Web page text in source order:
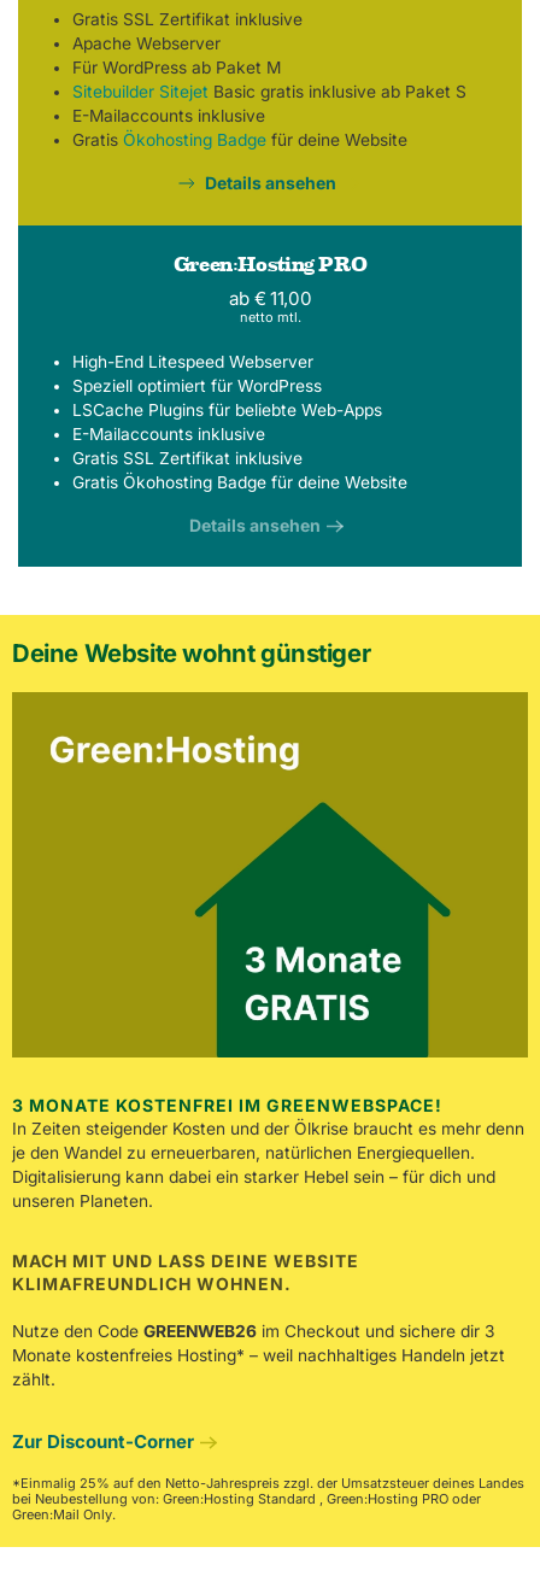
Gratis SSL Zertifikat inklusive
Apache Webserver
Für WordPress ab Paket M
Sitebuilder Sitejet Basic gratis inklusive ab Paket S
E-Mailaccounts inklusive
Gratis Ökohosting Badge für deine Website
Details ansehen
Green:Hosting PRO
ab € 11,00
netto mtl.
High-End Litespeed Webserver
Speziell optimiert für WordPress
LSCache Plugins für beliebte Web-Apps
E-Mailaccounts inklusive
Gratis SSL Zertifikat inklusive
Gratis Ökohosting Badge für deine Website
Details ansehen
Deine Website wohnt günstiger
3 MONATE KOSTENFREI IM GREENWEBSPACE!
In Zeiten steigender Kosten und der Ölkrise braucht es mehr denn
je den Wandel zu erneuerbaren, natürlichen Energiequellen.
Digitalisierung kann dabei ein starker Hebel sein – für dich und
unseren Planeten.
MACH MIT UND LASS DEINE WEBSITE
KLIMAFREUNDLICH WOHNEN.
Nutze den Code GREENWEB26 im Checkout und sichere dir 3
Monate kostenfreies Hosting* – weil nachhaltiges Handeln jetzt
zählt.
Zur Discount-Corner
*Einmalig 25% auf den Netto-Jahrespreis zzgl. der Umsatzsteuer deines Landes
bei Neubestellung von: Green:Hosting Standard , Green:Hosting PRO oder
Green:Mail Only.